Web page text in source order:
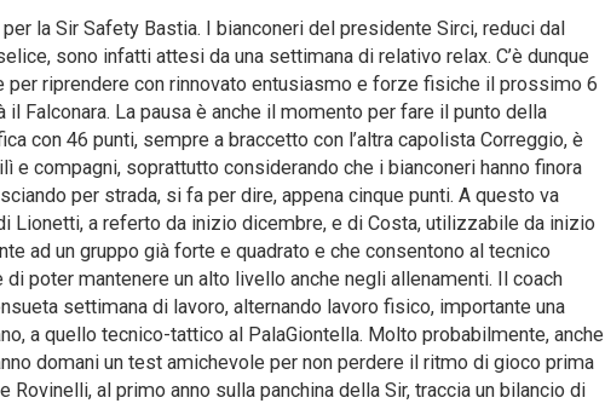
la Sir Safety Bastia. I bianconeri del presidente Sirci, reduci dal
sono infatti attesi da una settimana di relativo relax. C’è dunque
riprendere con rinnovato entusiasmo e forze fisiche il prossimo 6
Falconara. La pausa è anche il momento per fare il punto della
con 46 punti, sempre a braccetto con l’altra capolista Correggio, è
e compagni, soprattutto considerando che i bianconeri hanno finora
per strada, si fa per dire, appena cinque punti. A questo va
Lionetti, a referto da inizio dicembre, e di Costa, utilizzabile da inizio
ad un gruppo già forte e quadrato e che consentono al tecnico
poter mantenere un alto livello anche negli allenamenti. Il coach
settimana di lavoro, alternando lavoro fisico, importante una
a quello tecnico-tattico al PalaGiontella. Molto probabilmente, anche
domani un test amichevole per non perdere il ritmo di gioco prima
al primo anno sulla panchina della Sir, traccia un bilancio di